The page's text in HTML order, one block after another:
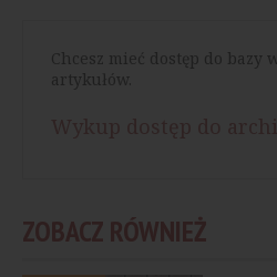
Chcesz mieć dostęp do bazy
artykułów.
ZOBACZ RÓWNIEŻ